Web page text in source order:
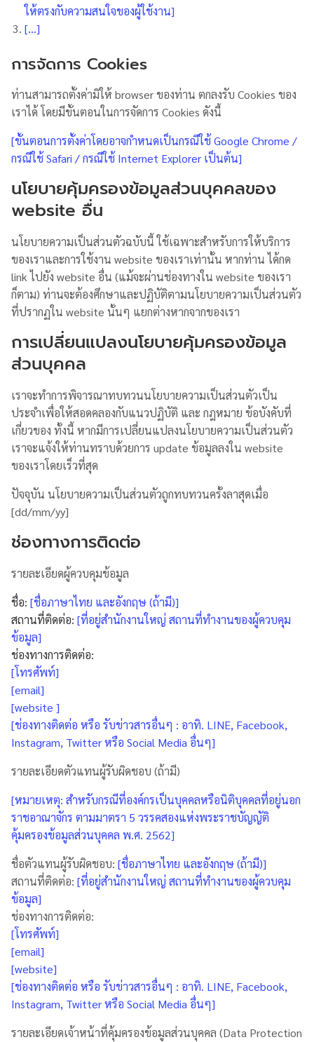
ให้ตรงกับความสนใจของผู้ใช้งาน]
[…]
การจัดการ Cookies
ท่านสามารถตั้งค่ามิให้ browser ของท่าน ตกลงรับ Cookies ของ
เราได้ โดยมีขั้นตอนในการจัดการ Cookies ดังนี้
[ขั้นตอนการตั้งค่าโดยอาจกำหนดเป็นกรณีใช้ Google Chrome /
กรณีใช้ Safari / กรณีใช้ Internet Explorer เป็นต้น]
นโยบายคุ้มครองข้อมูลส่วนบุคคลของ
website อื่น
นโยบายความเป็นส่วนตัวฉบับนี้ ใช้เฉพาะสำหรับการให้บริการ
ของเราและการใช้งาน website ของเราเท่านั้น หากท่าน ได้กด
link ไปยัง website อื่น (แม้จะผ่านช่องทางใน website ของเรา
ก็ตาม) ท่านจะต้องศึกษาและปฏิบัติตามนโยบายความเป็นส่วนตัว
ที่ปรากฏใน website นั้นๆ แยกต่างหากจากของเรา
การเปลี่ยนแปลงนโยบายคุ้มครองข้อมูล
ส่วนบุคคล
เราจะทำการพิจารณาทบทวนนโยบายความเป็นส่วนตัวเป็น
ประจำเพื่อให้สอดคลองกับแนวปฏิบัติ และ กฎหมาย ข้อบังคับที่
เกี่ยวของ ทั้งนี้ หากมีการเปลี่ยนแปลงนโยบายความเป็นส่วนตัว
เราจะแจ้งให้ท่านทราบด้วยการ update ข้อมูลลงใน website
ของเราโดยเร็วที่สุด
ปัจจุบัน นโยบายความเป็นส่วนตัวถูกทบทวนครั้งลาสุดเมื่อ
[dd/mm/yy]
ช่องทางการติดต่อ
รายละเอียดผู้ควบคุมข้อมูล
ชื่อ: [ชื่อภาษาไทย และอังกฤษ (ถ้ามี)]
สถานที่ติดต่อ: [ที่อยู่สำนักงานใหญ่ สถานที่ทำงานของผู้ควบคุม
ข้อมูล]
ช่องทางการติดต่อ:
[โทรศัพท์]
[email]
[website ]
[ช่องทางติดต่อ หรือ รับข่าวสารอื่นๆ : อาทิ. LINE, Facebook,
Instagram, Twitter หรือ Social Media อื่นๆ]
รายละเอียดตัวแทนผู้รับผิดชอบ (ถ้ามี)
[หมายเหตุ: สำหรับกรณีที่องค์กรเป็นบุคคลหรือนิติบุคคลที่อยู่นอก
ราชอาณาจักร ตามมาตรา 5 วรรคสองแห่งพระราชบัญญัติ
คุ้มครองข้อมูลส่วนบุคคล พ.ศ. 2562]
ชื่อตัวแทนผู้รับผิดชอบ: [ชื่อภาษาไทย และอังกฤษ (ถ้ามี)]
สถานที่ติดต่อ: [ที่อยู่สำนักงานใหญ่ สถานที่ทำงานของผู้ควบคุม
ข้อมูล]
ช่องทางการติดต่อ:
[โทรศัพท์]
[email]
[website]
[ช่องทางติดต่อ หรือ รับข่าวสารอื่นๆ : อาทิ. LINE, Facebook,
Instagram, Twitter หรือ Social Media อื่นๆ]
รายละเอียดเจ้าหน้าที่คุ้มครองข้อมูลส่วนบุคคล (Data Protection